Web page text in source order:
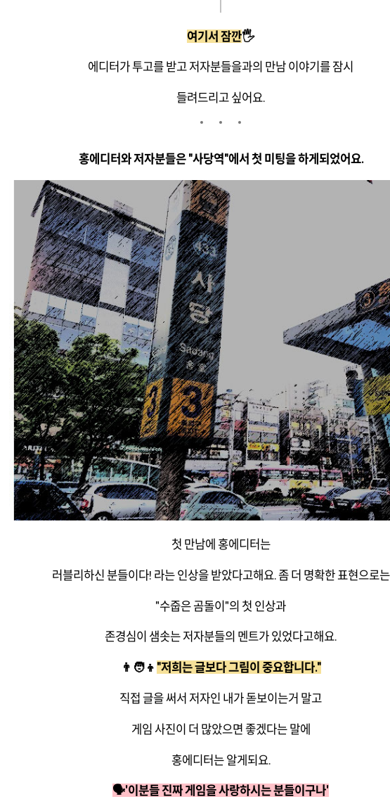
여기서 잠깐🖐️
에디터가 투고를 받고 저자분들을과의 만남 이야기를 잠시
들려드리고 싶어요.
홍에디터와 저자분들은 "사당역"에서 첫 미팅을 하게되었어요.
첫 만남에 홍에디터는
러블리하신 분들이다! 라는 인상을 받았다고해요. 좀 더 명확한 표현으로는
"수줍은 곰돌이"의 첫 인상과
존경심이 샘솟는 저자분들의 멘트가 있었다고해요.
👨🧑👦 "저희는 글보다 그림이 중요합니다."
직접 글을 써서 저자인 내가 돋보이는거 말고
게임 사진이 더 많았으면 좋겠다는 말에
홍에디터는 알게되요.
🗣️'이분들 진짜 게임을 사랑하시는 분들이구나'